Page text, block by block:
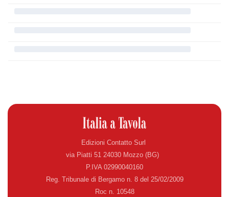
Edizioni Contatto Surl
via Piatti 51 24030 Mozzo (BG)
P.IVA 02990040160
Reg. Tribunale di Bergamo n. 8 del 25/02/2009
Roc n. 10548